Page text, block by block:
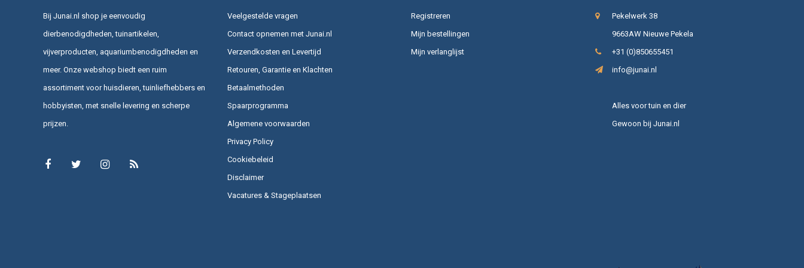
Bij Junai.nl shop je eenvoudig
dierbenodigdheden, tuinartikelen,
vijverproducten, aquariumbenodigdheden en
meer. Onze webshop biedt een ruim
assortiment voor huisdieren, tuinliefhebbers en
hobbyisten, met snelle levering en scherpe
prijzen.
Veelgestelde vragen
Contact opnemen met Junai.nl
Verzendkosten en Levertijd
Retouren, Garantie en Klachten
Betaalmethoden
Spaarprogramma
Algemene voorwaarden
Privacy Policy
Cookiebeleid
Disclaimer
Vacatures & Stageplaatsen
Registreren
Mijn bestellingen
Mijn verlanglijst
Pekelwerk 38
9663AW Nieuwe Pekela
+31 (0)850655451
info@junai.nl
Alles voor tuin en dier
Gewoon bij Junai.nl